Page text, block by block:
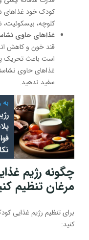
کودک خود غذاهای
کلوچه،
غذاهای حاوی
قند خون و کاهش
است باعث تحریک
غذاهای حاوی
سفید ندهید.
به
چگونه رژیم
مرغان تنظیم
برای تنظیم رژیم غذایی
کنید: